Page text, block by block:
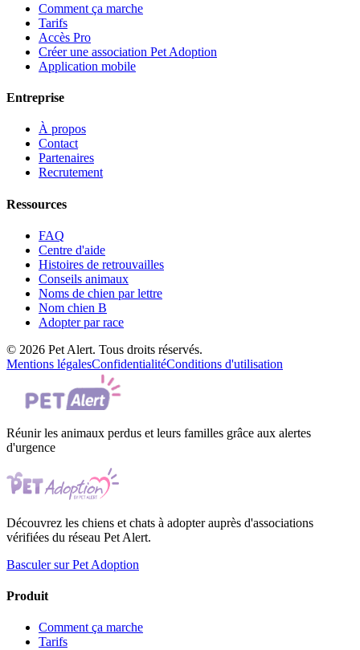
Comment ça marche
Tarifs
Accès Pro
Créer une association Pet Adoption
Application mobile
Entreprise
À propos
Contact
Partenaires
Recrutement
Ressources
FAQ
Centre d'aide
Histoires de retrouvailles
Conseils animaux
Noms de chien par lettre
Nom chien B
Adopter par race
© 2026 Pet Alert. Tous droits réservés.
Mentions légalesConfidentialitéConditions d'utilisation
Réunir les animaux perdus et leurs familles grâce aux alertes
d'urgence
Découvrez les chiens et chats à adopter auprès d'associations
vérifiées du réseau Pet Alert.
Basculer sur Pet Adoption
Produit
Comment ça marche
Tarifs